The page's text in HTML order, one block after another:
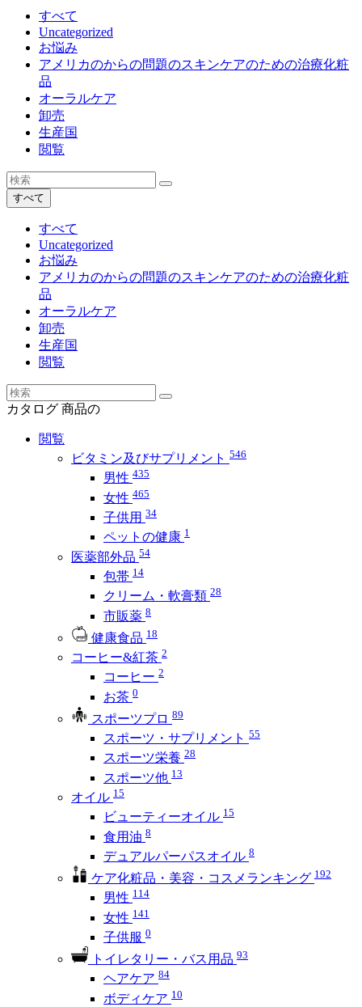
すべて
Uncategorized
お悩み
アメリカのからの問題のスキンケアのための治療化粧
品
オーラルケア
卸売
生産国
閲覧
すべて
すべて
Uncategorized
お悩み
アメリカのからの問題のスキンケアのための治療化粧
品
オーラルケア
卸売
生産国
閲覧
カタログ 商品の
閲覧
ビタミン及びサプリメント 546
男性 435
女性 465
子供用 34
ペットの健康 1
医薬部外品 54
包帯 14
クリーム・軟膏類 28
市販薬 8
健康食品 18
コーヒー&紅茶 2
コーヒー 2
お茶 0
スポーツプロ 89
スポーツ・サプリメント 55
スポーツ栄養 28
スポーツ他 13
オイル 15
ビューティーオイル 15
食用油 8
デュアルパーパスオイル 8
ケア化粧品・美容・コスメランキング 192
男性 114
女性 141
子供服 0
トイレタリー・バス用品 93
ヘアケア 84
ボディケア 10